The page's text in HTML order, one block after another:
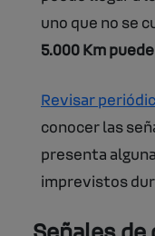
uno que no se
5.000 Km
Revisar
conocer las
presenta
imprevistos